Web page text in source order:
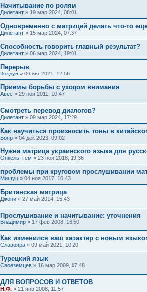
Начитывание по ролям
Дилетант » 19 мар 2024, 08:01
Одновременно с матрицей делать что-то
Дилетант » 15 мар 2024, 07:37
Способность говорить главный результат?
Дилетант » 06 мар 2024, 19:01
Перерыв
Колдун » 06 авг 2021, 12:56
Приемы борьбы с уходом внимания
Авес » 29 ноя 2011, 10:47
Смотреть перевод диалогов?
Дилетант » 09 мар 2024, 17:29
Как научиться произносить тоны в
Бояр » 04 дек 2023, 09:02
Нужна матрица украинского языка для
Онкель-Тём » 23 ноя 2018, 19:36
проблемы при круговом прослушивании
Мишуц » 04 ноя 2017, 10:43
Британская матрица
Джони » 27 май 2014, 15:43
Прослушивание и начитывание: уточнения
Владимир » 17 фев 2008, 16:50
Как изменился ваш характер с новым
Славояра » 09 май 2021, 10:20
Турецкий язык
Своеземцев » 16 мар 2009, 07:48
ДЛЯ ВОПРОСОВ И ОТВЕТОВ
Н.Ф. » 21 янв 2008, 11:57